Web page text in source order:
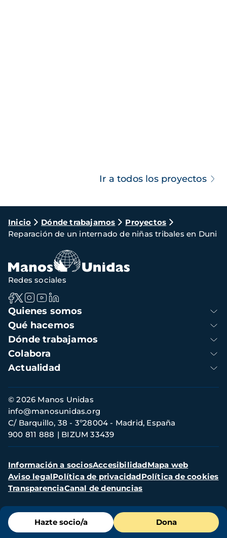
Ir a todos los proyectos
Ruta
de
navegación
Inicio Dónde trabajamos
Proyectos
Reparación de un internado de niñas tribales en Duni
Menú
de
Hazte socio/a Dona
Navegación
principal
Quienes somos
Qué hacemos
Dónde trabajamos
Colabora
Actualidad
Redes sociales
Información
de
contacto
© 2026 Manos Unidas
C/ Barquillo, 38 - 3º28004 - Madrid, España
900 811 888
BIZUM 33439
info@manosunidas.org
Menú
secundario
Información a sociosAccesibilidadMapa web
Aviso legalPolítica de privacidadPolítica de cookies
TransparenciaCanal de denuncias